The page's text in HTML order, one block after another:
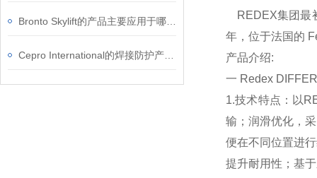
REDEX集团最
年，位于法国的
产品介绍:
一 Redex
1.技术特点：以
输；润滑优化，
便在不同位置进
提升耐用性；基